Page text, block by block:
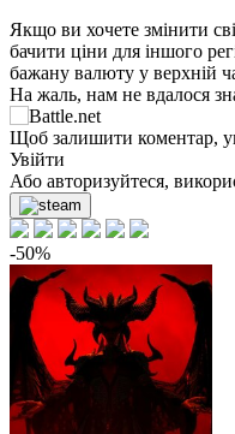
Якщо ви хочете змінити
бачити ціни для іншого
бажану валюту у верхній
На жаль, нам не вдалося
не в наявності
Щоб залишити коментар,
Увійти
Або авторизуйтеся,
-50%